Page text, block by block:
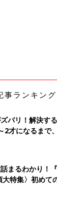
事ランキング
バリ！解決す
才になるまで
まるわかり！
大特集〉初めて
ルクの基本と